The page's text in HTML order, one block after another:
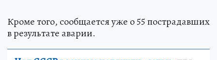
Кроме того, сообщается уже о 55 пострадавших
в результате аварии.